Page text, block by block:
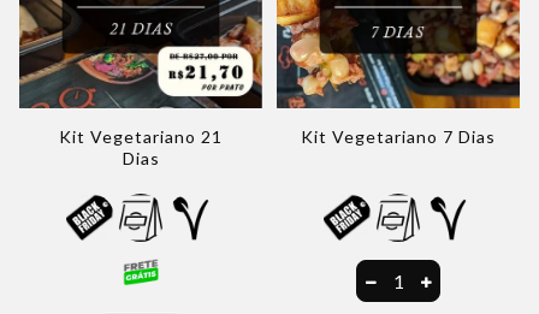
Kit Vegetariano 21
Dias
Kit Vegetariano 7 Dias